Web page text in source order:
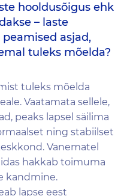
hooldusõigus ehk
– laste
asjad,
tuleks mõelda?
tuleks mõelda
Vaatamata sellele,
peaks lapsel säilima
ning stabiilset
Vanematel
hakkab toimuma
kandmine.
lapse eest